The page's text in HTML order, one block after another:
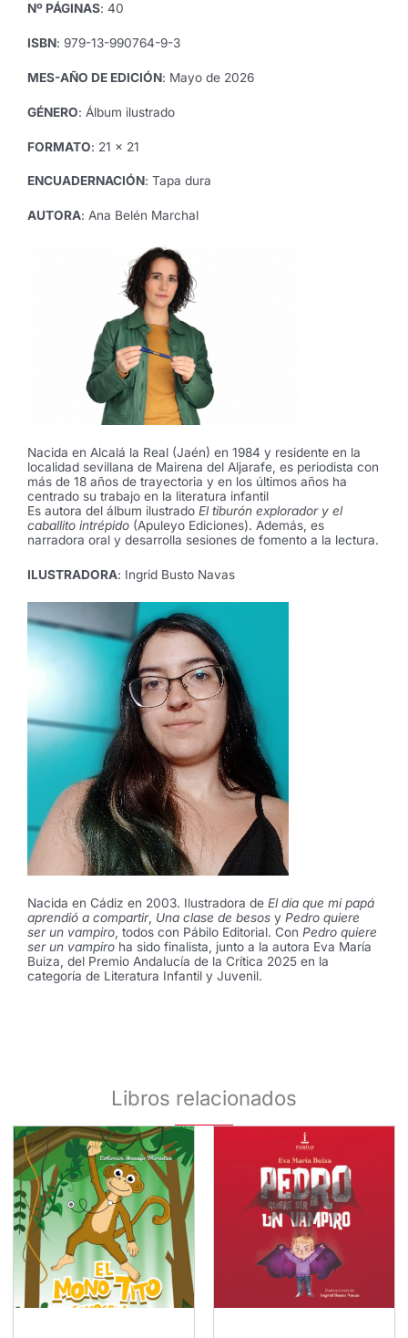
Ana
Marchal
Busto
cantidad
Nº PÁGINAS: 40
ISBN: 979-13-990764-9-3
MES-AÑO DE EDICIÓN: Mayo de 2026
GÉNERO: Álbum ilustrado
FORMATO: 21 x 21
ENCUADERNACIÓN: Tapa dura
AUTORA: Ana Belén Marchal
Nacida en Alcalá la Real (Jaén) en 1984 y residente en la
localidad sevillana de Mairena del Aljarafe, es periodista con
más de 18 años de trayectoria y en los últimos años ha
centrado su trabajo en la literatura infantil
Es autora del álbum ilustrado El tiburón explorador y el
caballito intrépido (Apuleyo Ediciones). Además, es
narradora oral y desarrolla sesiones de fomento a la lectura.
ILUSTRADORA: Ingrid Busto Navas
Nacida en Cádiz en 2003. Ilustradora de El día que mi papá
aprendió a compartir, Una clase de besos y Pedro quiere
ser un vampiro , todos con Pábilo Editorial. Con Pedro quiere
ser un vampiro ha sido finalista, junto a la autora Eva María
Buiza, del Premio Andalucía de la Crítica 2025 en la
categoría de Literatura Infantil y Juvenil.
Libros relacionados